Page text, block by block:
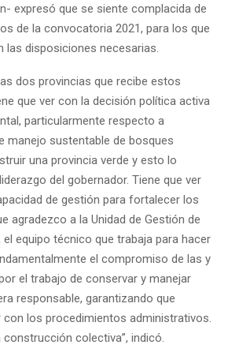
expresó que se siente complacida de
de la convocatoria 2021, para los que
las disposiciones necesarias.
dos provincias que recibe estos
que ver con la decisión política activa
particularmente respecto a
manejo sustentable de bosques
una provincia verde y esto lo
del gobernador. Tiene que ver
de gestión para fortalecer los
agradezco a la Unidad de Gestión de
equipo técnico que trabaja para hacer
el compromiso de las y
el trabajo de conservar y manejar
responsable, garantizando que
los procedimientos administrativos.
colectiva”, indicó.